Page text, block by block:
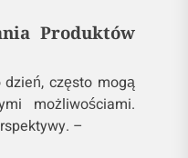
Produktów
często mogą
możliwościami.
–